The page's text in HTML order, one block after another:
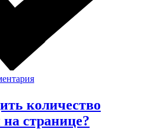
количество
странице?